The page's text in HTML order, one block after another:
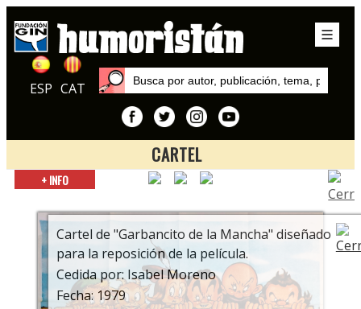
ESP CAT
CARTEL
Inicio
Garbancito de la Mancha. 70 años del primer largometraje
europeo de animación en color
+ INFO
Cartel de "Garbancito de la Mancha" diseñado
para la reposición de la película.
Cedida por: Isabel Moreno
Fecha: 1979